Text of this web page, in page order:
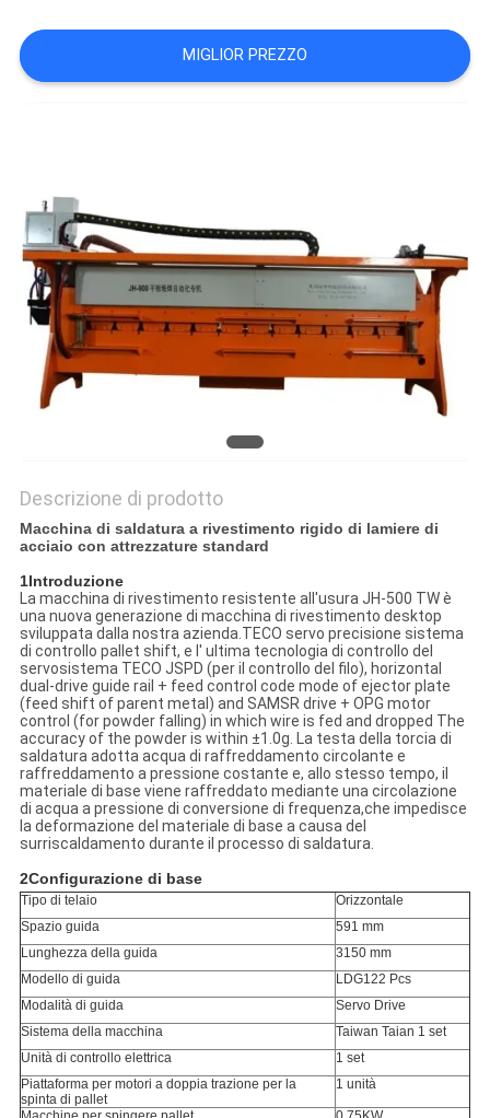
NOTIZIE
MIGLIOR PREZZO
Descrizione di prodotto
Macchina di saldatura a rivestimento rigido di lamiere di
acciaio con attrezzature standard
1Introduzione
La macchina di rivestimento resistente all'usura JH-500 TW è
una nuova generazione di macchina di rivestimento desktop
sviluppata dalla nostra azienda.TECO servo precisione sistema
di controllo pallet shift, e l' ultima tecnologia di controllo del
servosistema TECO JSPD (per il controllo del filo), horizontal
dual-drive guide rail + feed control code mode of ejector plate
(feed shift of parent metal) and SAMSR drive + OPG motor
control (for powder falling) in which wire is fed and dropped The
accuracy of the powder is within ±1.0g. La testa della torcia di
saldatura adotta acqua di raffreddamento circolante e
raffreddamento a pressione costante e, allo stesso tempo, il
materiale di base viene raffreddato mediante una circolazione
di acqua a pressione di conversione di frequenza,che impedisce
la deformazione del materiale di base a causa del
surriscaldamento durante il processo di saldatura.
2Configurazione di base
Tipo di telaio
Orizzontale
Spazio guida
591 mm
Lunghezza della guida
3150 mm
Modello di guida
LDG122 Pcs
Modalità di guida
Servo Drive
Sistema della macchina
Taiwan Taian 1 set
Unità di controllo elettrica
1 set
Piattaforma per motori a doppia trazione per la
spinta di pallet
1 unità